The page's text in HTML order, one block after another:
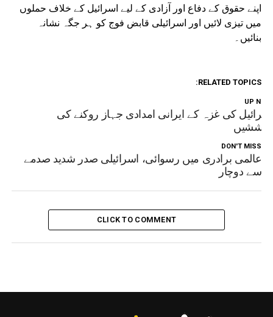
اپنے حقوق کے دفاع اور آزادی کے لیے اسرائیل کے خلاف حملوں
میں تیزی لائیں اور اسرائیلی قابض فوج کو ہر جگہ نشانہ
بنائیں۔
RELATED TOPICS:
UP
کی غزہ کے ایرانی امدادی جہاز روکنے کی
DON'T MISS
عالمی برادری میں رسوائی، اسرائیلی صدر شدید صدمے
سے دوچار
CLICK TO COMMENT